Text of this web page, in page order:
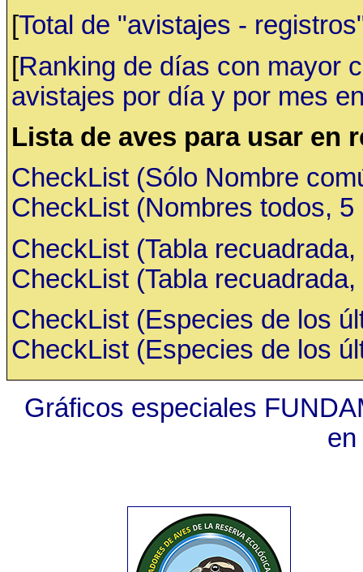
[Total de "avistajes -
[Ranking de días con mayor
avistajes por día y por mes
Lista de aves para usar en
CheckList (Sólo Nombre
CheckList (Nombres todos,
CheckList (Tabla
CheckList (Tabla
CheckList (Especies de los
CheckList (Especies de los
Gráficos especiales